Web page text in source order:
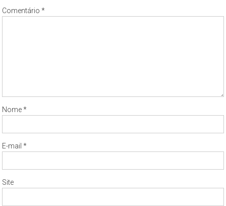
Comentário*
Nome*
E-mail*
Site